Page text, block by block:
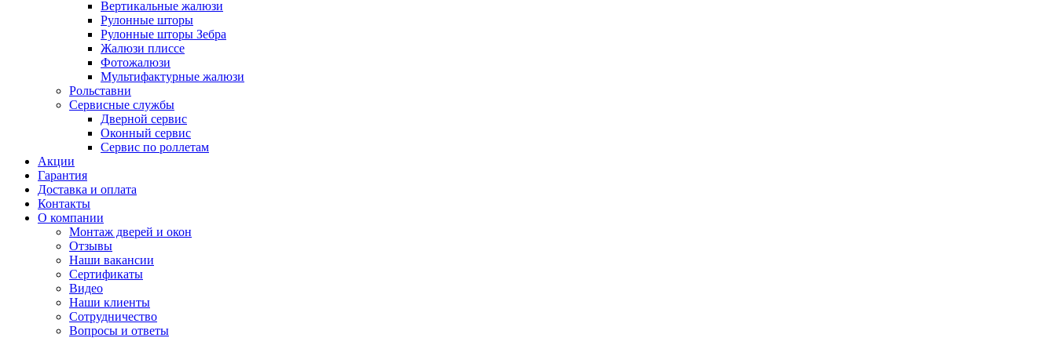
Вертикальные жалюзи
Рулонные шторы
Рулонные шторы Зебра
Жалюзи плиссе
Фотожалюзи
Мультифактурные жалюзи
Рольставни
Сервисные службы
Дверной сервис
Оконный сервис
Сервис по роллетам
Акции
Гарантия
Доставка и оплата
Контакты
О компании
Монтаж дверей и окон
Отзывы
Наши вакансии
Сертификаты
Видео
Наши клиенты
Сотрудничество
Вопросы и ответы